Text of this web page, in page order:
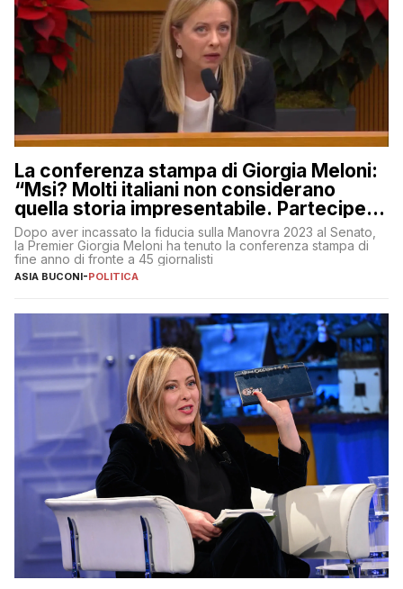
La conferenza stampa di Giorgia Meloni:
“Msi? Molti italiani non considerano
quella storia impresentabile. Parteciperò
al 25 aprile”
Dopo aver incassato la fiducia sulla Manovra 2023 al Senato,
la Premier Giorgia Meloni ha tenuto la conferenza stampa di
fine anno di fronte a 45 giornalisti
ASIA BUCONI-POLITICA